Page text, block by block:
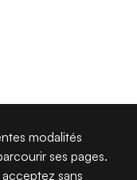
modalités
ses pages.
sans